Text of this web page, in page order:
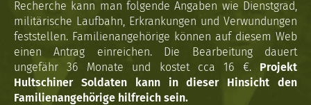
Recherche kann man folgende Angaben wie Dienstgrad,
militärische Laufbahn, Erkrankungen und Verwundungen
feststellen. Familienangehörige können auf diesem Web
einen Antrag einreichen. Die Bearbeitung dauert
ungefähr 36 Monate und kostet cca 16 €. Projekt
Hultschiner Soldaten kann in dieser Hinsicht den
Familienangehörige hilfreich sein.